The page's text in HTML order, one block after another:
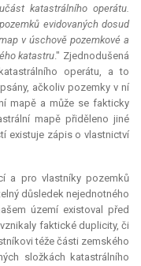
katastrálního operátu.
evidovaných dosud
v úschově pozemkové a
katastru." Zjednodušená
operátu, a to
ačkoliv pozemky v ní
mapě a může se fakticky
mapě přiděleno jiné
existuje zápis o vlastnictví
a pro vlastníky pozemků
důsledek nejednotného
území existoval před
faktické duplicity, či
téže části zemského
složkách katastrálního